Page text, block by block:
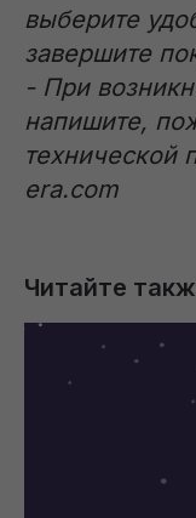
выберите
завершите
- При
напишите,
технической
era.com
Читайте